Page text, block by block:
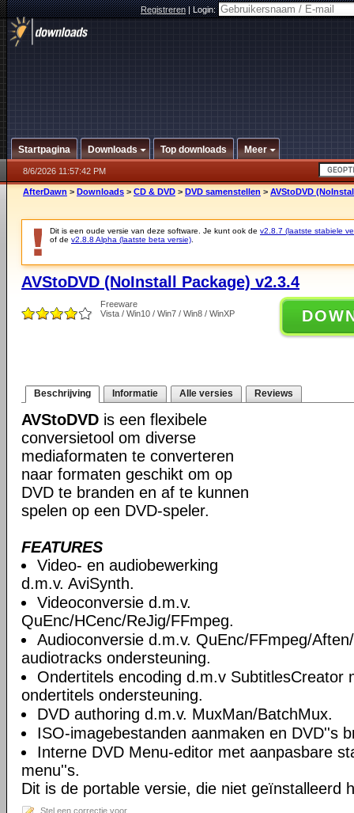
Registreren|Login:
Startpagina Downloads Top downloads Meer
8/6/2026 11:57:42 PM
AfterDawn > Downloads > CD & DVD > DVD samenstellen > AVStoDVD
Dit is een oude versie van deze software. Je kunt ook de v2.8.7 (laatste stabiele
of de v2.8.8 Alpha (laatste beta versie)
AVStoDVD (NoInstall Package) v2.3.4
Freeware
Vista / Win10 / Win7 / Win8 / WinXP
Beschrijving Informatie Alle versies Reviews
AVStoDVD is een flexibele
conversietool om diverse
mediaformaten te converteren
naar formaten geschikt om op
DVD te branden en af te kunnen
spelen op een DVD-speler.
FEATURES
Video- en audiobewerking
d.m.v. AviSynth.
Videoconversie d.m.v.
QuEnc/HCenc/ReJig/FFmpeg.
Audioconversie d.m.v. QuEnc/FFmpeg/
audiotracks ondersteuning.
Ondertitels encoding d.m.v SubtitlesCreator
ondertitels ondersteuning.
DVD authoring d.m.v. MuxMan/BatchMux.
ISO-imagebestanden aanmaken en DVD''s
Interne DVD Menu-editor met aanpasbare
menu''s.
Dit is de portable versie, die niet geïnstalleerd
Stel een correctie voor